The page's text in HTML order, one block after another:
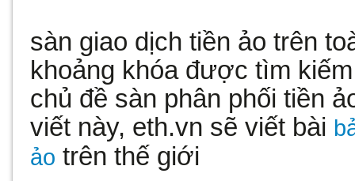
sàn giao dịch tiền ảo trên
khoảng khóa được tìm
chủ đề sàn phân phối tiền
viết này, eth.vn sẽ viết bài
ảo trên thế giới